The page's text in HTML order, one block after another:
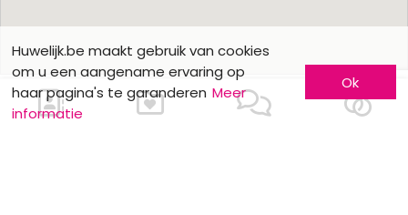
Ons contacteren
Huwelijk.be maakt gebruik van cookies
om u een aangename ervaring op
haar pagina's te garanderen Meer
informatie
Ok